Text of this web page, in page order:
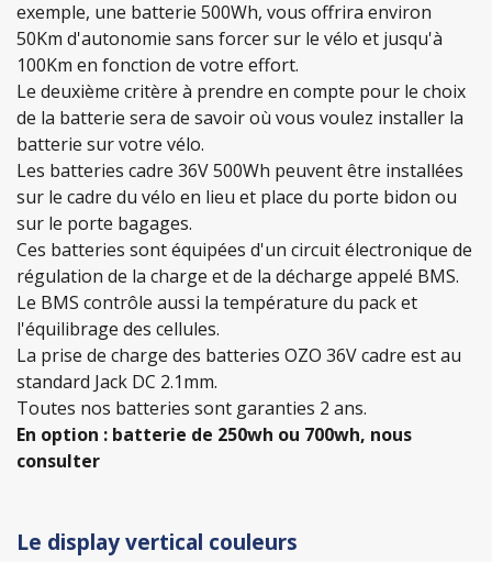
exemple, une batterie 500Wh, vous offrira environ
50Km d'autonomie sans forcer sur le vélo et jusqu'à
100Km en fonction de votre effort.
Le deuxième critère à prendre en compte pour le choix
de la batterie sera de savoir où vous voulez installer la
batterie sur votre vélo.
Les batteries cadre 36V 500Wh peuvent être installées
sur le cadre du vélo en lieu et place du porte bidon ou
sur le porte bagages.
Ces batteries sont équipées d'un circuit électronique de
régulation de la charge et de la décharge appelé BMS.
Le BMS contrôle aussi la température du pack et
l'équilibrage des cellules.
La prise de charge des batteries OZO 36V cadre est au
standard Jack DC 2.1mm.
Toutes nos batteries sont garanties 2 ans.
En option : batterie de 250wh ou 700wh, nous
consulter
Le display vertical couleurs